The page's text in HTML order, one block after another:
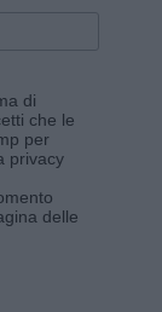
di
che le
per
privacy
delle